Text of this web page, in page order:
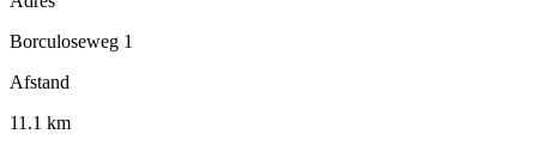
Borculoseweg 1
Afstand
11.1 km